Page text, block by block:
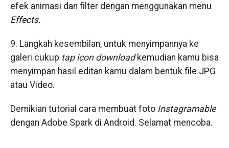
efek animasi dan filter dengan menggunakan menu
Effects.
9. Langkah kesembilan, untuk menyimpannya ke
galeri cukup tap icon downloadkemudian kamu bisa
menyimpan hasil editan kamu dalam bentuk file JPG
atau Video.
Demikian tutorial cara membuat foto Instagramable
dengan Adobe Spark di Android. Selamat mencoba.